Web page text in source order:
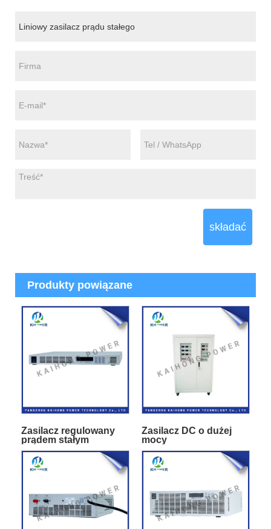
składać
Produkty powiązane
Zasilacz regulowany
prądem stałym
Zasilacz DC o dużej
mocy